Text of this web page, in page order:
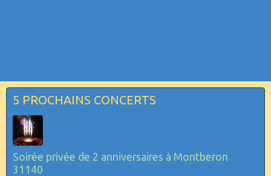
5 PROCHAINS CONCERTS
Soirée privée de 2 anniversaires à Montberon
31140